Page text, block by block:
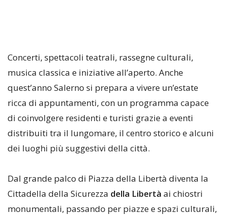
Concerti, spettacoli teatrali, rassegne culturali,
musica classica e iniziative all’aperto. Anche
quest’anno Salerno si prepara a vivere un’estate
ricca di appuntamenti, con un programma capace
di coinvolgere residenti e turisti grazie a eventi
distribuiti tra il lungomare, il centro storico e alcuni
dei luoghi più suggestivi della città.
Dal grande palco di Piazza della Libertà diventa la
Cittadella della Sicurezza della Libertà ai chiostri
monumentali, passando per piazze e spazi culturali,